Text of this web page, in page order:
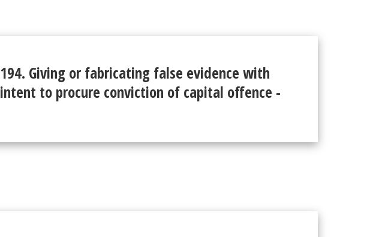
194. Giving or fabricating false evidence with
intent to procure conviction of capital offence -